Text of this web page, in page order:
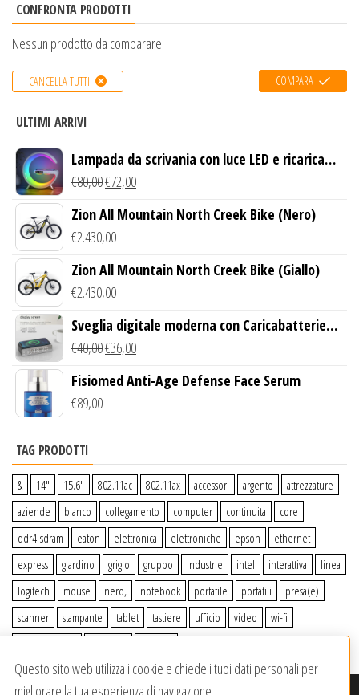
CONFRONTA PRODOTTI
Nessun prodotto da comparare
CANCELLA TUTTI COMPARA
ULTIMI ARRIVI
Lampada da scrivania con luce LED e ricarica
wireless
€80,00€72,00
Zion All Mountain North Creek Bike (Nero)
€2.430,00
Zion All Mountain North Creek Bike (Giallo)
€2.430,00
Sveglia digitale moderna con Caricabatterie
Wireless Qi
€40,00€36,00
Fisiomed Anti-Age Defense Face Serum
€89,00
TAG PRODOTTI
& 14″ 15.6″ 802.11ac 802.11ax accessori argento
attrezzature
aziende
bianco collegamento computer continuita
core
ddr4-sdram
eaton elettronica elettroniche epson
ethernet
express
giardino grigio gruppo industrie intel interattiva
linea
logitech
mouse nero, notebook portatile portatili
presa(e)
scanner
stampante tablet tastiere ufficio video
wi-fi
Questo sito web utilizza i cookie e chiede i tuoi dati personali per
migliorare la tua esperienza di navigazione.